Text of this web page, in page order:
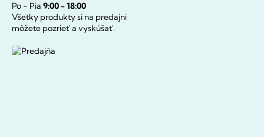
Po - Pia 9:00 - 18:00
Všetky produkty si na predajni
môžete pozrieť a vyskúšať.